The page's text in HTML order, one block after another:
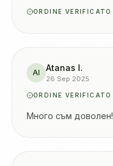
ORDINE VERIFICATO
AI Atanas I.
26 Sep 2025
ORDINE VERIFICATO
Много съм доволен!